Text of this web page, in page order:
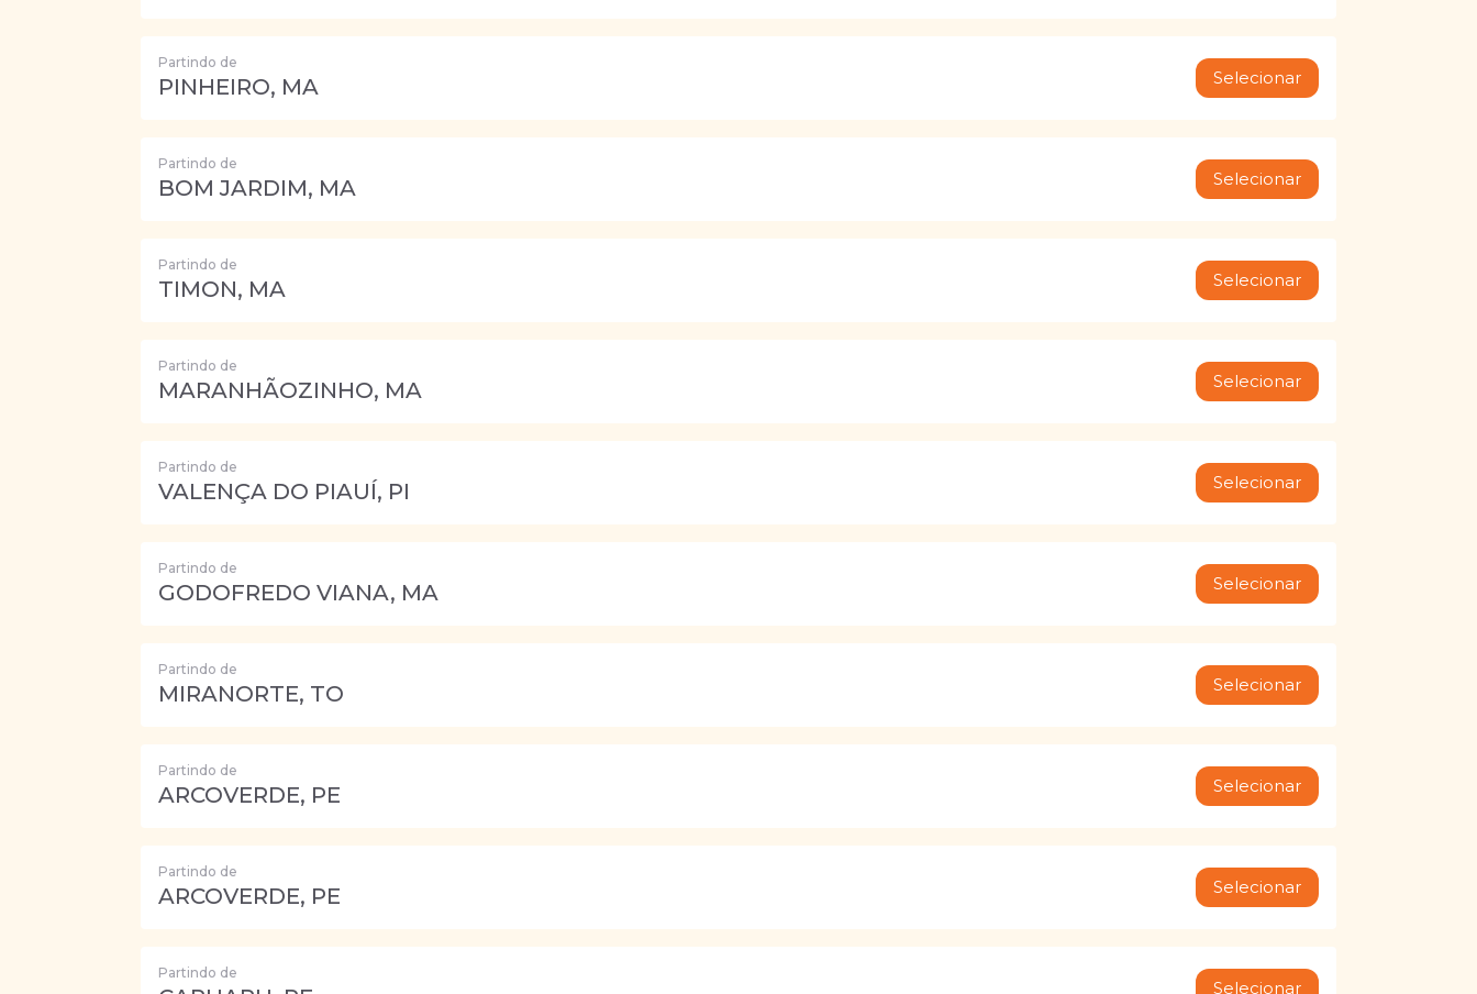
Partindo de
PINHEIRO, MA Selecionar
Partindo de
BOM JARDIM, MA Selecionar
Partindo de
TIMON, MA Selecionar
Partindo de
MARANHÃOZINHO, MA Selecionar
Partindo de
VALENÇA DO PIAUÍ, PI Selecionar
Partindo de
GODOFREDO VIANA, MA Selecionar
Partindo de
MIRANORTE, TO Selecionar
Partindo de
ARCOVERDE, PE Selecionar
Partindo de
ARCOVERDE, PE Selecionar
Partindo de
Selecionar